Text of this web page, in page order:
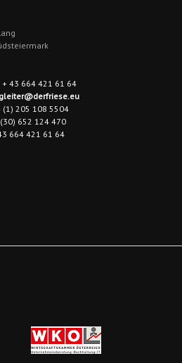
+ 43 664 421 61 64
(1) 205 108 5504
652 124 470
664 421 61 64